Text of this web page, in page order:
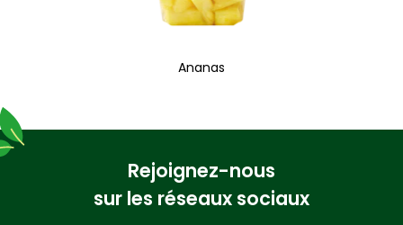
Ananas
Rejoignez-nous
sur les réseaux sociaux